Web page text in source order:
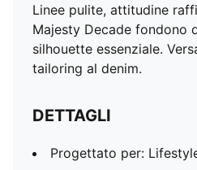
Linee pulite, attitudine
Majesty Decade fondono
silhouette essenziale.
tailoring al denim.
DETTAGLI
Progettato per: